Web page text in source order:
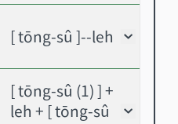
[ tōng-sû ]--leh [動詞
[ tōng-sû (1) ] +
leh + [ tōng-sû
[動詞